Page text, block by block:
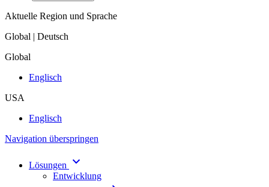
Aktuelle Region und Sprache
Global | Deutsch
Global
Englisch
USA
Englisch
Navigation überspringen
Lösungen
Entwicklung